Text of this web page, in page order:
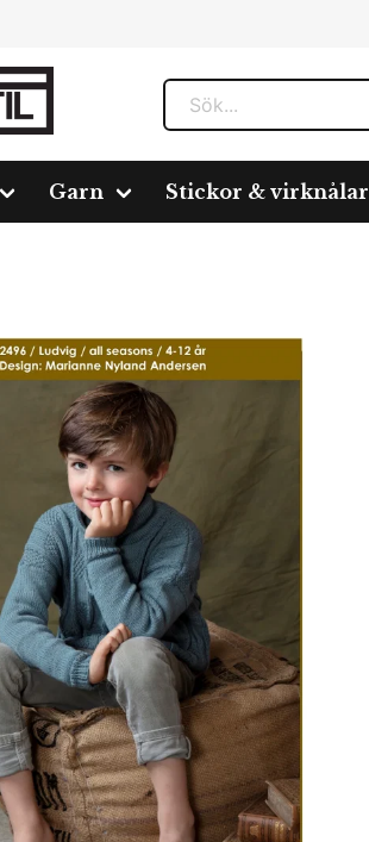
Garn Stickor & virknålar
Beskrivning 2496